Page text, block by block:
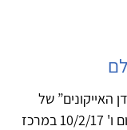
האייקונים” של
האיגוד הישראלי לפסיכותרפיה. התקיים ביום ו' 10/2/17 במרכז